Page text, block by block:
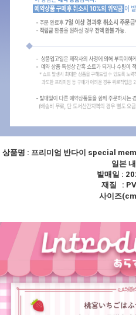
상품명 : 프리미엄 반다이 special
일본
발매일 :
재질 :
사이즈